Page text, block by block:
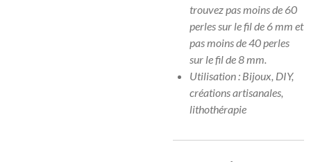
trouvez pas moins de 60
perles sur le fil de 6 mm et
pas moins de 40 perles
sur le fil de 8 mm.
Utilisation : Bijoux, DIY,
créations artisanales,
lithothérapie